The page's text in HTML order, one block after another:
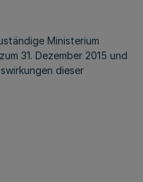
Ministerium
31. Dezember 2015 und
dieser